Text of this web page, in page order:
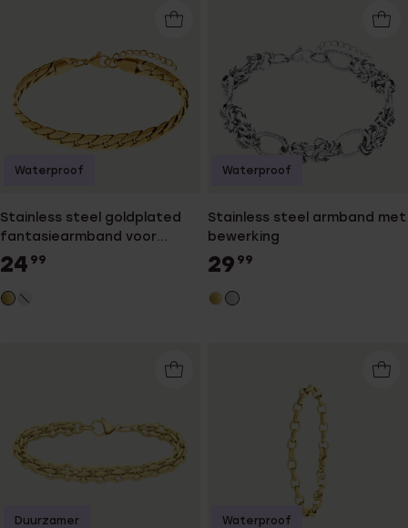
Stainless steel goldplated
fantasiearmband voor
dames
24 99
Waterproof
Stainless steel armband met
bewerking
29 99
Waterproof
Duurzamer Waterproof